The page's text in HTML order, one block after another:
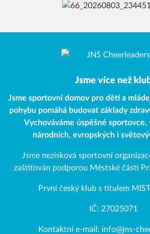
Jsme více než
Jsme sportovní domov pro děti a
pohybu pomáhá budovat základy
Vychováváme úspěšné
národních, evropských i
Jsme nezisková sportovní
zaštiťován podporou Městské části
První český klub s titulem
IČ: 27025071
Kontaktní e-mail: info@jns-